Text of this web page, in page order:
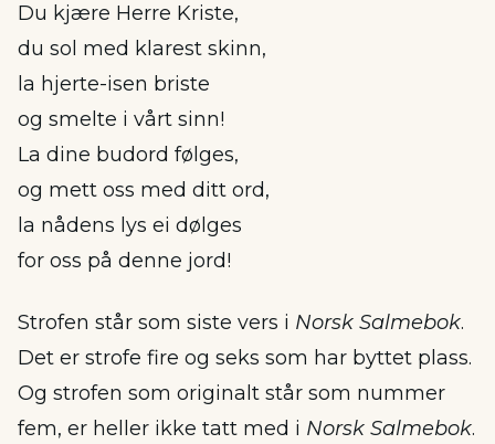
Du kjære Herre Kriste,
du sol med klarest skinn,
la hjerte-isen briste
og smelte i vårt sinn!
La dine budord følges,
og mett oss med ditt ord,
la nådens lys ei dølges
for oss på denne jord!
Strofen står som siste vers i Norsk Salmebok.
Det er strofe fire og seks som har byttet plass.
Og strofen som originalt står som nummer
fem, er heller ikke tatt med i Norsk Salmebok.